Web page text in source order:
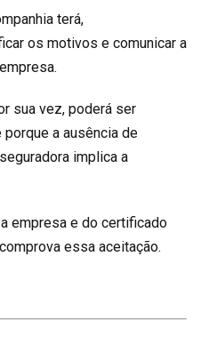
terá,
os motivos e comunicar a
sua vez, poderá ser
a ausência de
implica a
empresa e do certificado
essa aceitação.